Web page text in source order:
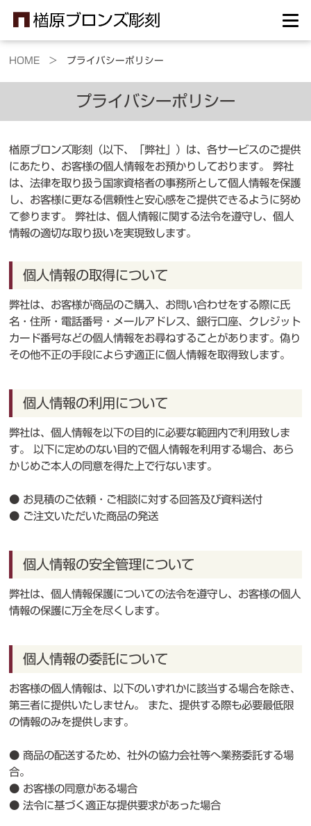
HOME > プライバシーポリシー
プライバシーポリシー
楢原ブロンズ彫刻（以下、「弊社」）は、各サービスのご提供
にあたり、お客様の個人情報をお預かりしております。 弊社
は、法律を取り扱う国家資格者の事務所として個人情報を保護
し、お客様に更なる信頼性と安心感をご提供できるように努め
て参ります。 弊社は、個人情報に関する法令を遵守し、個人
情報の適切な取り扱いを実現致します。
個人情報の取得について
弊社は、お客様が商品のご購入、お問い合わせをする際に氏
名・住所・電話番号・メールアドレス、銀行口座、クレジット
カード番号などの個人情報をお尋ねすることがあります。偽り
その他不正の手段によらず適正に個人情報を取得致します。
個人情報の利用について
弊社は、個人情報を以下の目的に必要な範囲内で利用致しま
す。 以下に定めのない目的で個人情報を利用する場合、あら
かじめご本人の同意を得た上で行ないます。
● お見積のご依頼・ご相談に対する回答及び資料送付
● ご注文いただいた商品の発送
個人情報の安全管理について
弊社は、個人情報保護についての法令を遵守し、お客様の個人
情報の保護に万全を尽くします。
個人情報の委託について
お客様の個人情報は、以下のいずれかに該当する場合を除き、
第三者に提供いたしません。 また、提供する際も必要最低限
の情報のみを提供します。
● 商品の配送するため、社外の協力会社等へ業務委託する場
合。
● お客様の同意がある場合
● 法令に基づく適正な提供要求があった場合